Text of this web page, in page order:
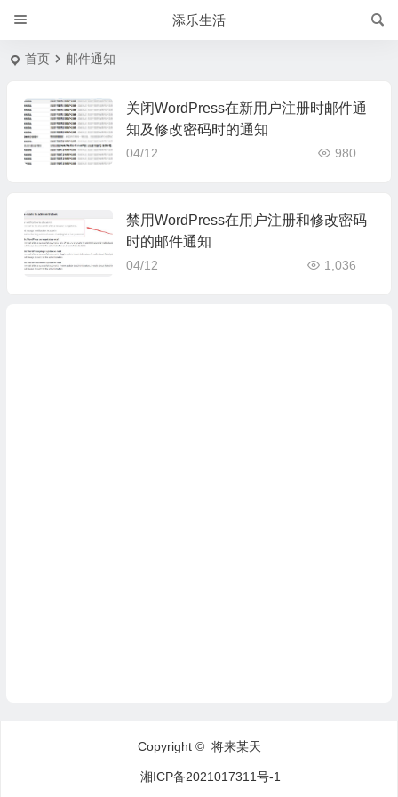
添乐生活
首页 邮件通知
关闭WordPress在新用户注册时邮件通
知及修改密码时的通知
04/12 980
禁用WordPress在用户注册和修改密码
时的邮件通知
04/12 1,036
Copyright © 将来某天
湘ICP备2021017311号-1